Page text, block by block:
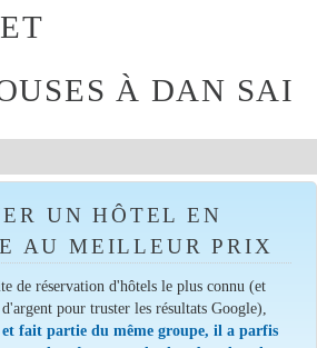
À DAN SAI
UN HÔTEL EN
AU MEILLEUR PRIX
de réservation d'hôtels le plus connu (et
pour truster les résultats Google),
et fait partie du même groupe, il a parfis